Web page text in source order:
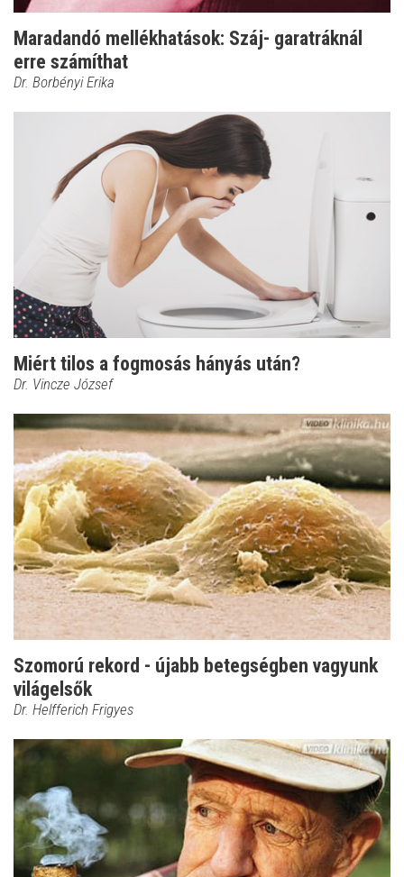
Maradandó mellékhatások: Száj- garatráknál
erre számíthat
Dr. Borbényi Erika
Miért tilos a fogmosás hányás után?
Dr. Vincze József
Szomorú rekord - újabb betegségben vagyunk
világelsők
Dr. Helfferich Frigyes